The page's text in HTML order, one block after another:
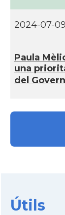
2024-07-09
Paula
una
del Govern
Útils